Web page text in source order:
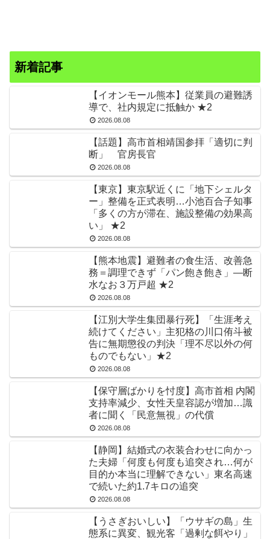
新着記事
【イオンモール熊本】従業員の避難誘
導で、社内規定に抵触か ★2
2026.08.08
【話題】高市首相靖国参拝「適切に判
断」 官房長官
2026.08.08
【東京】東京駅近くに「地下シェルタ
ー」整備を正式表明…小池百合子知事
「多くの方が滞在、施設整備の効果高
い」 ★2
2026.08.08
【熊本地震】避難者の食生活、改善急
務＝調理できず「パン飽き飽き」―断
水なお３万戸超 ★2
2026.08.08
【江別大学生集団暴行死】「生涯考え
続けてください」主犯格の川口侑斗被
告に無期懲役の判決「理不尽以外の何
ものでもない」★2
2026.08.08
【保守層ばかりを忖度】高市首相 内閣
支持率減少、女性天皇容認が増加…識
者に聞く「民意無視」の代償
2026.08.08
【静岡】結婚式の衣装合わせに向かっ
た夫婦「何度も何度も追突され…何が
目的か本当に理解できない」東名高速
で続いた約1.7キロの追突
2026.08.08
【うさぎおいしい】「ウサギの島」生
態系に異変、観光客「過剰な餌やり」